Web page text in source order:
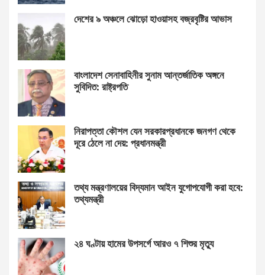
দেশের ৯ অঞ্চলে ঝোড়ো হাওয়াসহ বজ্রবৃষ্টির আভাস
বাংলাদেশ সেনাবাহিনীর সুনাম আন্তর্জাতিক অঙ্গনে
সুবিদিত: রাষ্ট্রপতি
নিরাপত্তা কৌশল যেন সরকারপ্রধানকে জনগণ থেকে
দূরে ঠেলে না দেয়: প্রধানমন্ত্রী
তথ্য মন্ত্রণালয়ের বিদ্যমান আইন যুগোপযোগী করা হবে:
তথ্যমন্ত্রী
২৪ ঘণ্টায় হামের উপসর্গে আরও ৭ শিশুর মৃত্যু